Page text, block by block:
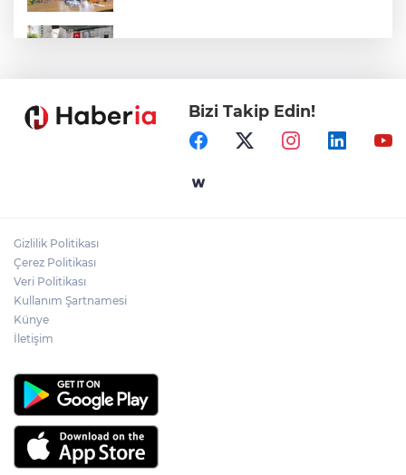
Ormanya’nın Atlas’ı yaban hayatına ışık
Bursa İnegöl'de Alanyurt Yüzme
Bizi Takip Edin!
Gizlilik Politikası
Çerez Politikası
Veri Politikası
Kullanım Şartnamesi
Künye
İletişim